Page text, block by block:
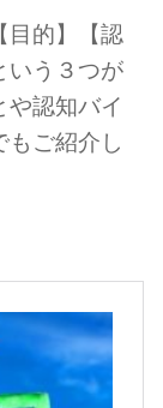
目的】【認
いう３つが
や認知バイ
もご紹介し